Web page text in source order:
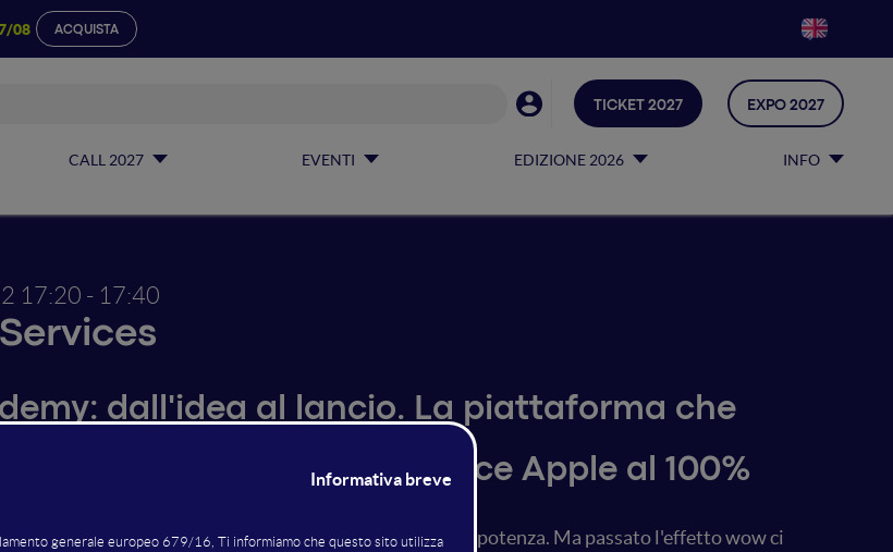
08 ACQUISTA
CALL 2027 EVENTI EDIZIONE 2026 INFO
TICKET 2027 EXPO 2027
17:20 - 17:40
dall'idea al lancio. La piattaforma che
italiani come usare i device Apple al 100%
ai device Apple pensiamo subito a bellezza, funzionalità, potenza. Ma passato l'effetto wow ci